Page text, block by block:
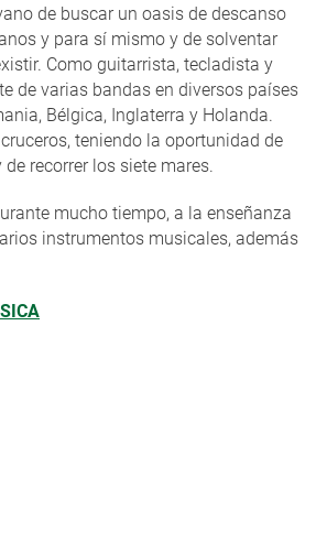
de buscar un oasis de descanso
y para sí mismo y de solventar
Como guitarrista, tecladista y
de varias bandas en diversos países
Bélgica, Inglaterra y Holanda.
teniendo la oportunidad de
recorrer los siete mares.
mucho tiempo, a la enseñanza
instrumentos musicales, además